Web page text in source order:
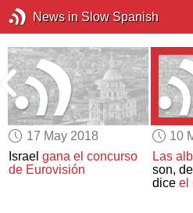
News in Slow Spanish
17 May 2018
Israelgana el concurso
de Eurovisión
10
Las
son,
dice el